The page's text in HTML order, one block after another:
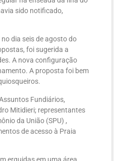
sido notificado,
dia seis de agosto do
foi sugerida a
A nova configuração
A proposta foi bem
Fundiários,
Mitidieri; representantes
da União (SPU) ,
de acesso à Praia